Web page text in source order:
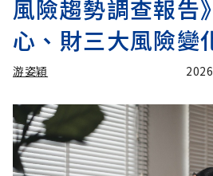
風險趨勢調查報告
心、財三大風險變
游姿穎